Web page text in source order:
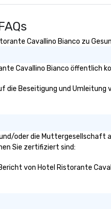
Cavallino Bianco zu
Cavallino Bianco
die Beseitigung und
oder die
Sie zertifiziert sind:
von Hotel Ristorante